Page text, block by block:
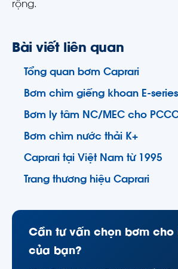
rộng.
Bài viết liên quan
Tổng quan bơm Caprari
Bơm chìm giếng khoan E-series
Bơm ly tâm NC/MEC cho
Bơm chìm nước thải K+
Caprari tại Việt Nam từ 1995
Trang thương hiệu Caprari
Cần tư vấn chọn bơm cho
của bạn?